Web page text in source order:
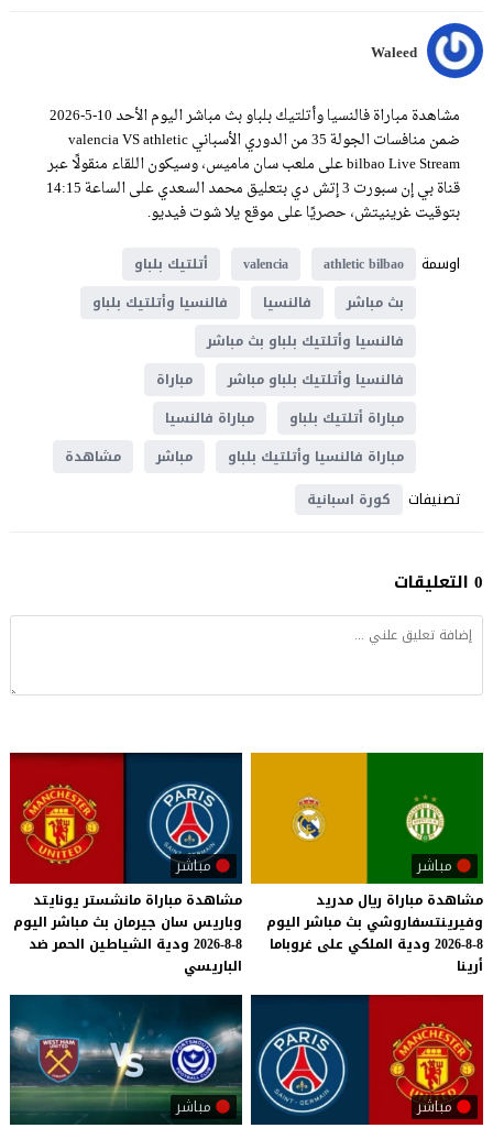
Waleed
مشاهدة مباراة فالنسيا وأتلتيك بلباو بث مباشر اليوم الأحد 10-5-2026
ضمن منافسات الجولة 35 من الدوري الأسباني valencia VS athletic
bilbao Live Stream على ملعب سان ماميس، وسيكون اللقاء منقولًا عبر
قناة بي إن سبورت 3 إتش دي بتعليق محمد السعدي على الساعة 14:15
بتوقيت غرينيتش، حصريًا على موقع يلا شوت فيديو.
اوسمة
athletic bilbao
valencia
أتلتيك بلباو
بث مباشر
فالنسيا
فالنسيا وأتلتيك بلباو
فالنسيا وأتلتيك بلباو بث مباشر
فالنسيا وأتلتيك بلباو مباشر
مباراة
مباراة أتلتيك بلباو
مباراة فالنسيا
مباراة فالنسيا وأتلتيك بلباو
مباشر مشاهدة
تصنيفات كورة اسبانية
0 التعليقات
مباشر
مشاهدة مباراة ريال مدريد
وفيرينتسفاروشي بث مباشر اليوم
8-8-2026 ودية الملكي على غروباما
أرينا
مباشر
مشاهدة مباراة مانشستر يونايتد
وباريس سان جيرمان بث مباشر اليوم
8-8-2026 ودية الشياطين الحمر ضد
الباريسي
مباشر مباشر